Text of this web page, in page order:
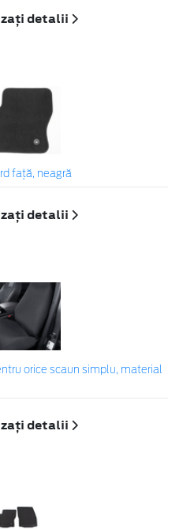
detalii
faţă, neagră
detalii
orice scaun simplu, material
detalii